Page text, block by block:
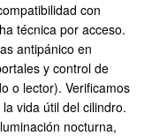
con
técnica por acceso.
antipánico en
y control de
o lector). Verificamos
vida útil del cilindro.
nocturna,